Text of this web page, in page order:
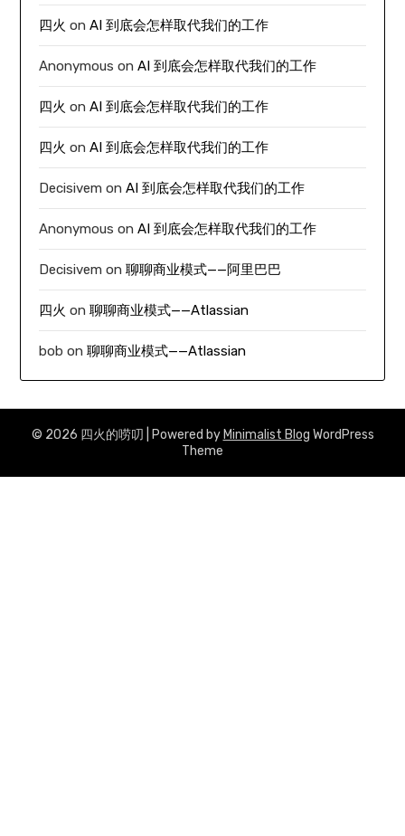
四火 onAI 到底会怎样取代我们的工作
Anonymous onAI 到底会怎样取代我们的工作
四火 onAI 到底会怎样取代我们的工作
四火 onAI 到底会怎样取代我们的工作
Decisivem onAI 到底会怎样取代我们的工作
Anonymous onAI 到底会怎样取代我们的工作
Decisivem on聊聊商业模式——阿里巴巴
四火 on聊聊商业模式——Atlassian
bob on聊聊商业模式——Atlassian
© 2026 四火的唠叨 | Powered by Minimalist Blog WordPress
Theme